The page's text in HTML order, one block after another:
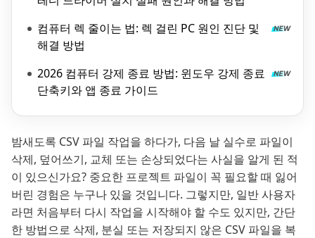
컴퓨터 렉 줄이는 법: 렉 걸린 PC 원인 진단 및
해결 방법
2026 컴퓨터 강제 종료 방법: 윈도우 강제 종료
단축키와 앱 종료 가이드
밤새도록 CSV 파일 작업을 하다가, 다음 날 실수로 파일이
삭제, 덮어쓰기, 교체 또는 손상되었다는 사실을 알게 된 적
이 있으신가요? 중요한 프로젝트 파일이 꼭 필요할 때 잃어
버린 경험은 누구나 있을 것입니다. 그렇지만, 일반 사용자
라면 처음부터 다시 작업을 시작해야 할 수도 있지만, 간단
한 방법으로 삭제, 분실 또는 저장되지 않은 CSV 파일을 복